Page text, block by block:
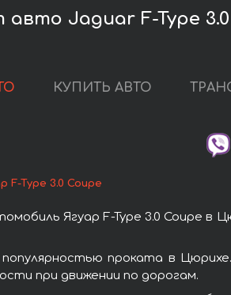
авто Jaguar F-Type
КУПИТЬ АВТО
F-Type 3.0 Coupe
Ягуар F-Type 3.0 Coupe
проката в
при движении по дорогам.